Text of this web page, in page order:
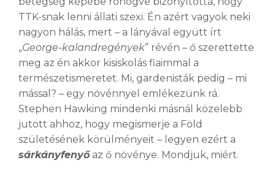
TTK-snak lenni állati szexi. Én azért vagyok neki
nagyon hálás, mert – a lányával együtt írt
„George-kalandregények” révén – ő szerettette
meg az én akkor kisiskolás fiaimmal a
természetismeretet. Mi, gardenisták pedig – mi
mással? – egy növénnyel emlékezünk rá.
Stephen Hawking mindenki másnál közelebb
jutott ahhoz, hogy megismerje a Föld
születésének körülményeit – legyen ezért a
sárkányfenyő az ő növénye. Mondjuk, miért.